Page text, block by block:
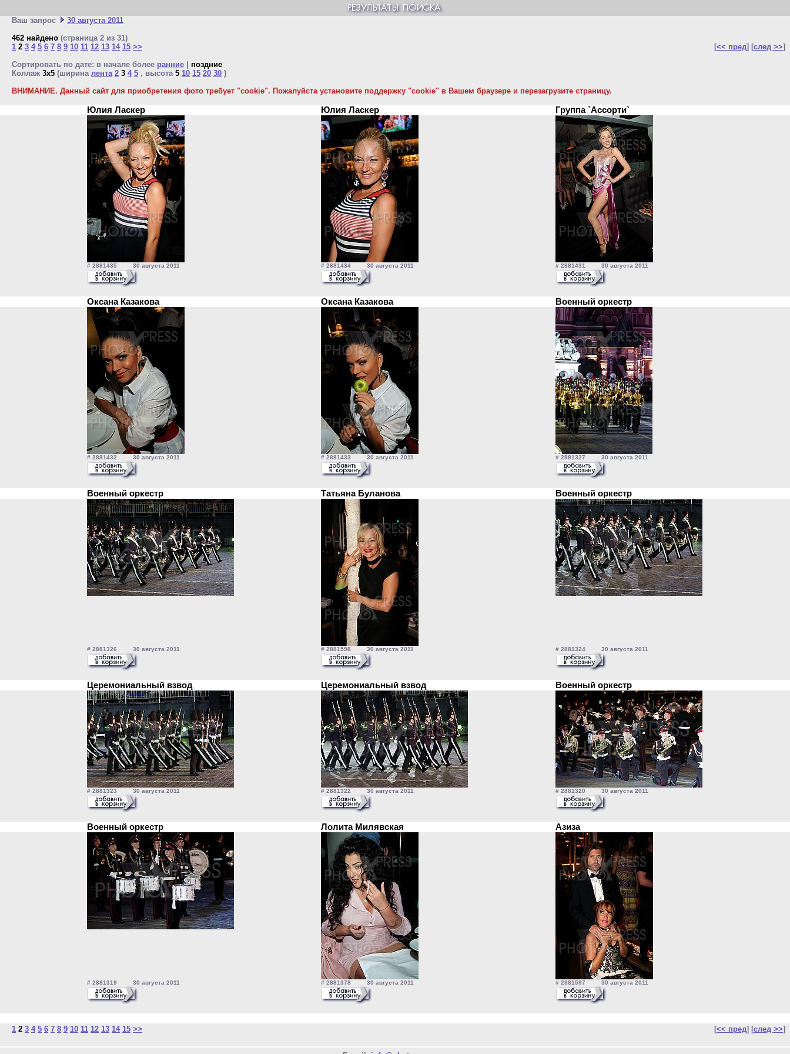
Ваш запрос
30 августа 2011
462 найдено (страница 2 из 31)
1 2 3 4 5 6 7 8 9 10 11 12 13 14 15 >> [<< пред] [след >>]
Сортировать по дате: в начале более ранние
поздние
Коллаж 3x5 (ширина лента 2 3 4 5 , высота 5 10 15 20 30 )
ВНИМАНИЕ. Данный сайт для приобретения фото требует "cookie". Пожалуйста установите поддержку "cookie" в Вашем браузере и перезагрузите страницу.
Юлия Ласкер Юлия Ласкер Группа `Ассорти`
# 2881435 30 августа 2011 # 2881434 30 августа 2011 # 2881431 30 августа 2011
Оксана Казакова Оксана Казакова Военный оркестр
# 2881432 30 августа 2011 # 2881433 30 августа 2011 # 2881327 30 августа 2011
Военный оркестр Татьяна Буланова Военный оркестр
# 2881326 30 августа 2011 # 2881598 30 августа 2011 # 2881324 30 августа 2011
Церемониальный взвод Церемониальный взвод Военный оркестр
# 2881323 30 августа 2011 # 2881322 30 августа 2011 # 2881320 30 августа 2011
Военный оркестр Лолита Милявская Азиза
# 2881319 30 августа 2011 # 2881378 30 августа 2011 # 2881597 30 августа 2011
1 2 3 4 5 6 7 8 9 10 11 12 13 14 15 >> [<< пред] [след >>]